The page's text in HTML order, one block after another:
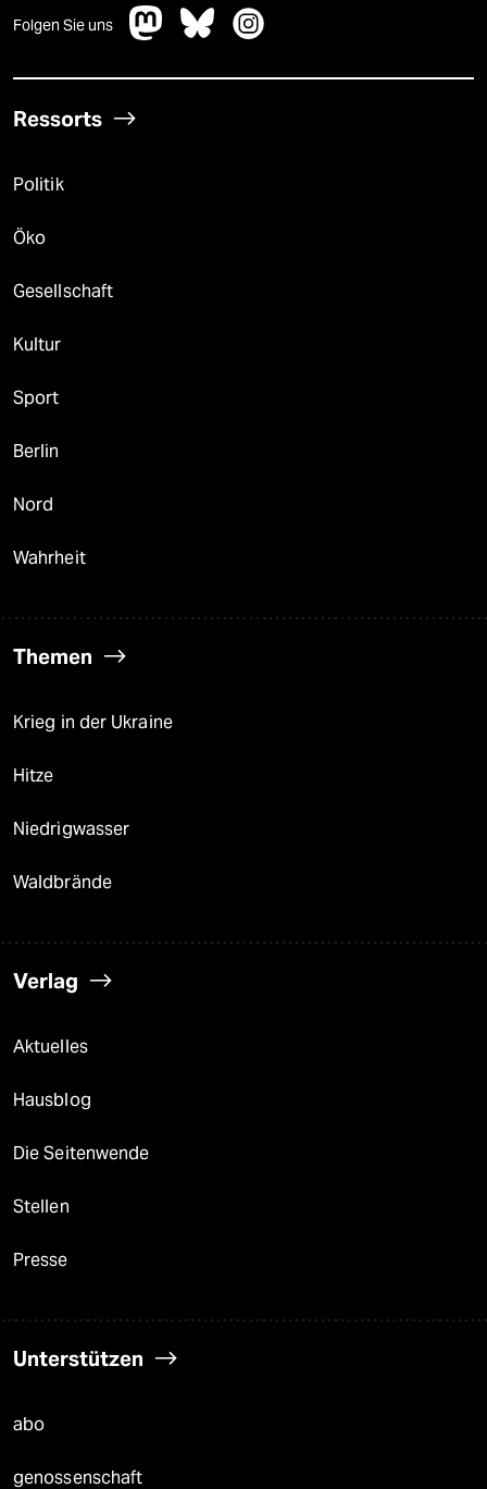
Folgen Sie uns
Ressorts
Politik
Öko
Gesellschaft
Kultur
Sport
Berlin
Nord
Wahrheit
Themen
Krieg in der Ukraine
Hitze
Niedrigwasser
Waldbrände
Verlag
Aktuelles
Hausblog
Die Seitenwende
Stellen
Presse
Unterstützen
abo
genossenschaft